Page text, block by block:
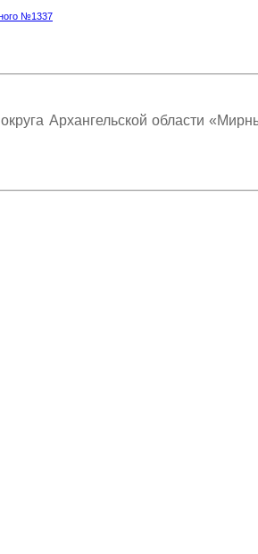
№1337
Архангельской области